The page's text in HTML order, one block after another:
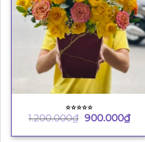
⭐︎⭐︎⭐︎⭐︎⭐︎
1.200.000₫ Giá
là:
900.000₫Giá
hiện
tại